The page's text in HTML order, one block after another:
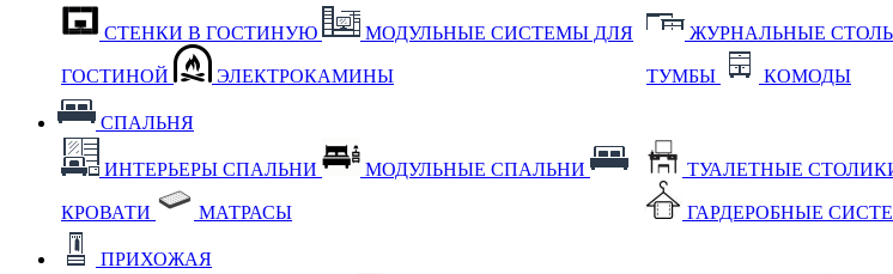
СТЕНКИ В ГОСТИНУЮ МОДУЛЬНЫЕ СИСТЕМЫ ДЛЯ
ГОСТИНОЙ ЭЛЕКТРОКАМИНЫ
ЖУРНАЛЬНЫЕ
ТУМБЫ КОМОДЫ
СПАЛЬНЯ
ИНТЕРЬЕРЫ СПАЛЬНИ МОДУЛЬНЫЕ СПАЛЬНИ
КРОВАТИ МАТРАСЫ
ТУАЛЕТНЫЕ
ГАРДЕРОБНЫЕ
ПРИХОЖАЯ